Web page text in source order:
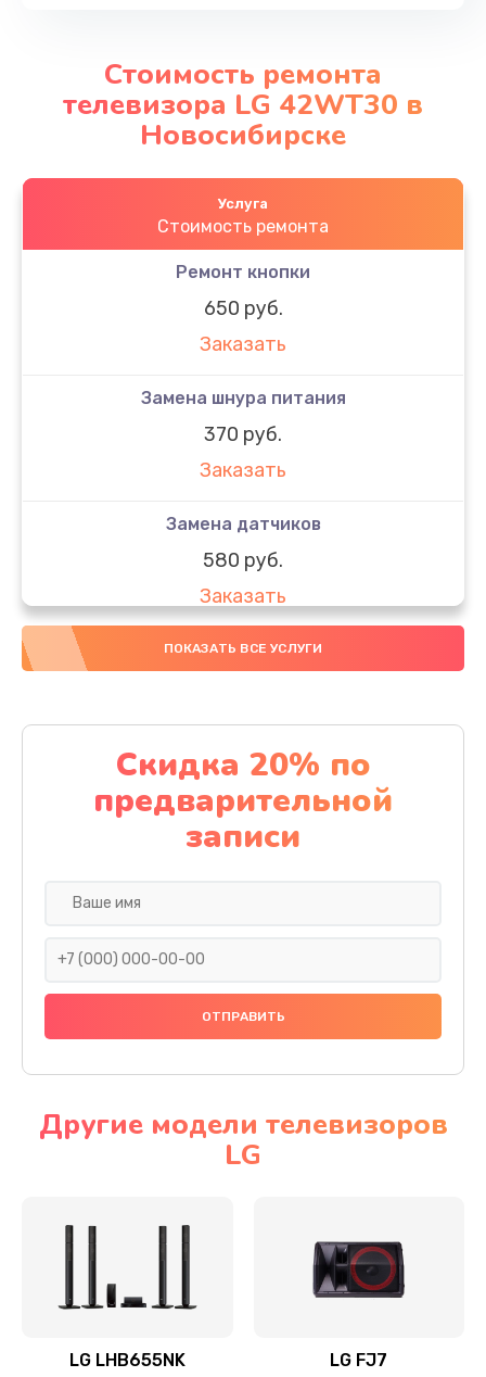
Стоимость ремонта
телевизора LG 42WT30 в
Новосибирске
Услуга
Стоимость ремонта
Ремонт кнопки
650 руб.
Заказать
Замена шнура питания
370 руб.
Заказать
Замена датчиков
580 руб.
Заказать
Комплексная чистка
Заказать
Замена дисплея (экрана)
2000 руб.
Заказать
Ремонт платы электроники
Прошивка
Ремонт механики привода
Ремонт / замена кнопок, клавиш, индикаторов,
ПОКАЗАТЬ ВСЕ УСЛУГИ
Скидка 20% по
предварительной
записи
Другие модели телевизоров
LG
LG LHB655NK LG FJ7